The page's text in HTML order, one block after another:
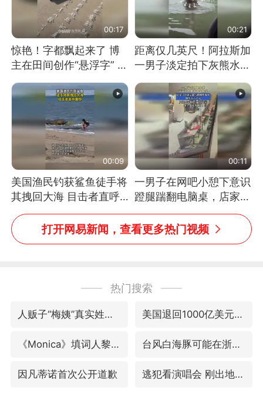
00:17
惊艳！字都飘起来了 博
主在田间创作“悬浮字” 网
友：真·裸眼3D！
00:21
距离仅几英尺！阿拉斯加
一男子淡定拍下灰熊水中
捕食鲑鱼全程
00:09
美国渔民钓获鲨鱼徒手将
其拽回大海 目击者直呼
震惊 （视频来源：参考
消息）
00:11
一男子在网吧小憩下意识
蹬腿踹翻电脑桌，店家3
台显示器与机械臂损坏
打开网易新闻，查看更多热门视频
热门搜索
人贩子“梅姨”真实姓名曝光 美国退回1000亿美元关税
《Monica》填词人黎彼得去世 台风白海豚可能在浙江登陆
因凡蒂诺首次公开道歉 逃犯看演唱会 刚出地铁就被逮住